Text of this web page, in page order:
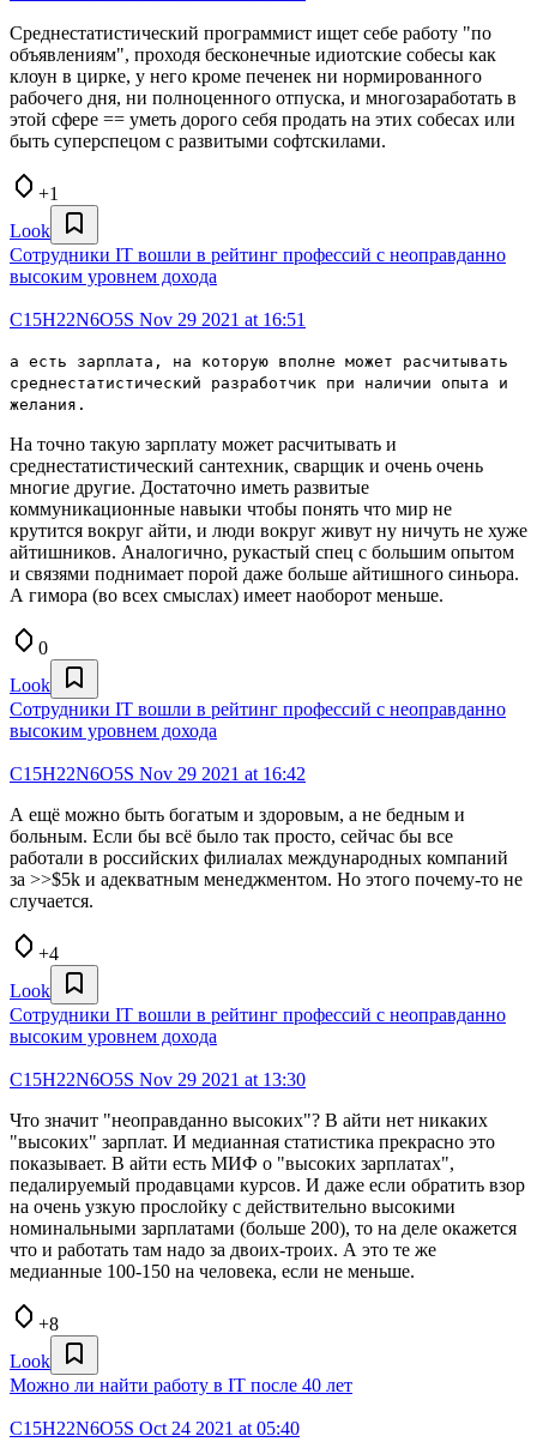
Среднестатистический программист ищет себе работу "по
объявлениям", проходя бесконечные идиотские собесы как
клоун в цирке, у него кроме печенек ни нормированного
рабочего дня, ни полноценного отпуска, и многозаработать в
этой сфере == уметь дорого себя продать на этих собесах или
быть суперспецом с развитыми софтскилами.
+1
Look
Сотрудники IT вошли в рейтинг профессий с неоправданно
высоким уровнем дохода
C15H22N6O5S Nov 29 2021 at 16:51
а есть зарплата, на которую вполне может расчитывать
среднестатистический разработчик при наличии опыта и
желания.
На точно такую зарплату может расчитывать и
среднестатистический сантехник, сварщик и очень очень
многие другие. Достаточно иметь развитые
коммуникационные навыки чтобы понять что мир не
крутится вокруг айти, и люди вокруг живут ну ничуть не хуже
айтишников. Аналогично, рукастый спец с большим опытом
и связями поднимает порой даже больше айтишного синьора.
А гимора (во всех смыслах) имеет наоборот меньше.
0
Look
Сотрудники IT вошли в рейтинг профессий с неоправданно
высоким уровнем дохода
C15H22N6O5S Nov 29 2021 at 16:42
А ещё можно быть богатым и здоровым, а не бедным и
больным. Если бы всё было так просто, сейчас бы все
работали в российских филиалах международных компаний
за >>$5k и адекватным менеджментом. Но этого почему-то не
случается.
+4
Look
Сотрудники IT вошли в рейтинг профессий с неоправданно
высоким уровнем дохода
C15H22N6O5S Nov 29 2021 at 13:30
Что значит "неоправданно высоких"? В айти нет никаких
"высоких" зарплат. И медианная статистика прекрасно это
показывает. В айти есть МИФ о "высоких зарплатах",
педалируемый продавцами курсов. И даже если обратить взор
на очень узкую прослойку с действительно высокими
номинальными зарплатами (больше 200), то на деле окажется
что и работать там надо за двоих-троих. А это те же
медианные 100-150 на человека, если не меньше.
+8
Look
Можно ли найти работу в IT после 40 лет
C15H22N6O5S Oct 24 2021 at 05:40